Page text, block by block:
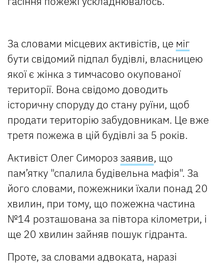
За словами місцевих активістів, це міг
бути свідомий підпал будівлі, власницею
якої є жінка з тимчасово окупованої
території. Вона свідомо доводить
історичну споруду до стану руїни, щоб
продати територію забудовникам. Це вже
третя пожежа в цій будівлі за 5 років.
Активіст Олег Симороз заявив, що
пам’ятку "спалила будівельна мафія". За
його словами, пожежники їхали понад 20
хвилин, при тому, що пожежна частина
№14 розташована за півтора кілометри, і
ще 20 хвилин зайняв пошук гідранта.
Проте, за словами адвоката, наразі